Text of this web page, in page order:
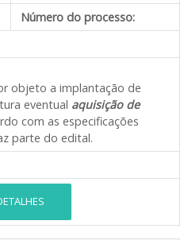
Número do processo:
objeto a implantação de
eventual aquisição de
com as especificações
parte do edital.